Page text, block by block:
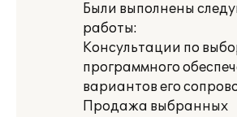
Были выполнены
работы:
Консультации по
программного
вариантов его
Продажа выбранных